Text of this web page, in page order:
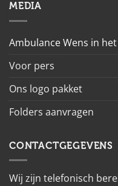
MEDIA
Ambulance Wens in
Voor pers
Ons logo pakket
Folders aanvragen
CONTACTGEGEVENS
Wij zijn telefonisch